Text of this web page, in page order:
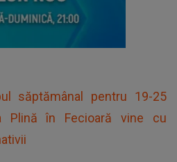
săptămânal pentru 19-25
Plină în Fecioară vine cu